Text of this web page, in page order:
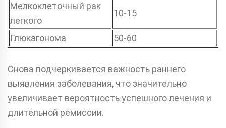
Мелкоклеточный рак
легкого
10-15
Глюкагонома 50-60
Снова подчеркивается важность раннего
выявления заболевания, что значительно
увеличивает вероятность успешного лечения и
длительной ремиссии.